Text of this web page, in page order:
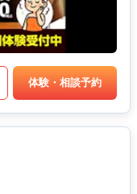
体験・相談予約